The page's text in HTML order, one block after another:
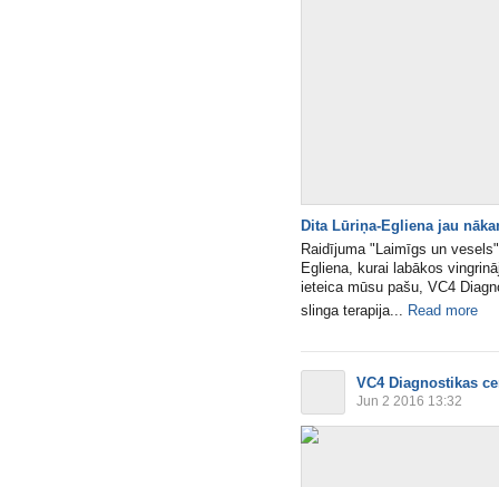
Dita Lūriņa-Egliena jau
Raidījuma "Laimīgs un
Egliena, kurai labākos
ieteica mūsu pašu, VC4
slinga terapija...
Read more
VC4 Diagnostikas
Jun 2 2016 13:32